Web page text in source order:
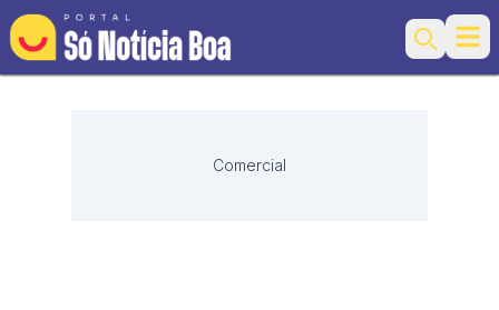
Search
Comercial